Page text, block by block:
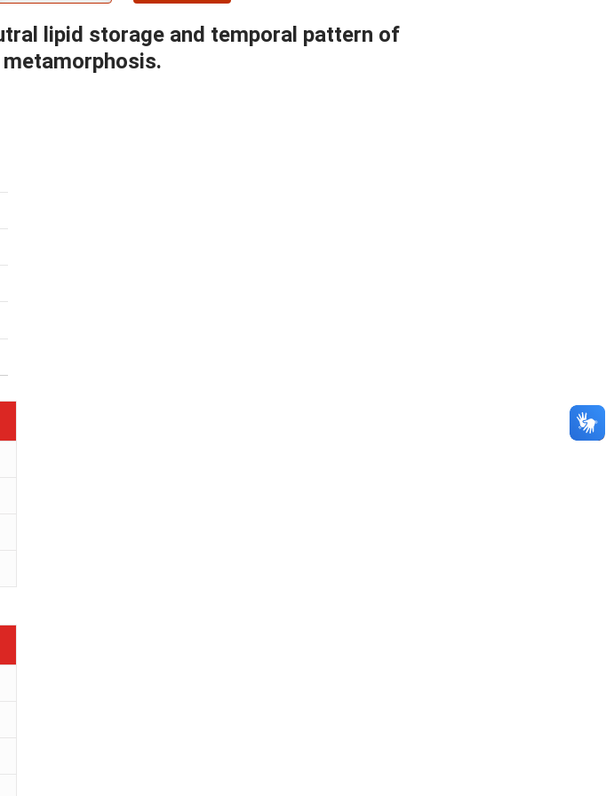
lipid storage and temporal pattern of